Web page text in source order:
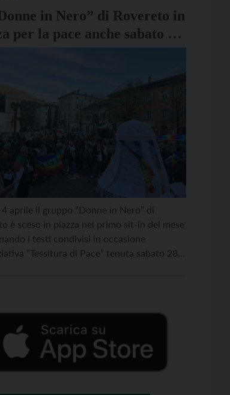
in Nero” di Rovereto in
per la pace anche sabato 4
aprile il gruppo “Donne in Nero” di
è sceso in piazza nel primo sit-in del mese
i testi condivisi in occasione
“Tessitura di Pace” tenuta sabato 28